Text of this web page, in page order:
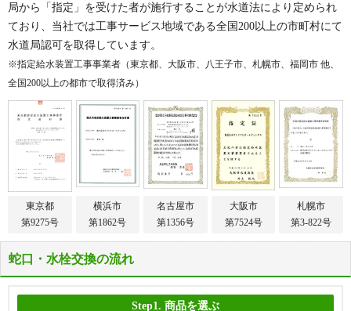
局から「指定」を受けた者が施行することが水道法により定められ
ており、当社では工事サービス地域である全国200以上の市町村にて
水道局認可を取得しています。
※指定給水装置工事事業者（東京都、大阪市、八王子市、札幌市、福岡市 他、
全国200以上の都市で取得済み）
東京都
第9275号
横浜市
第1862号
名古屋市
第1356号
大阪市
第7524号
札幌市
第3-822号
蛇口・水栓交換の流れ
Step1. 商品を選ぶ